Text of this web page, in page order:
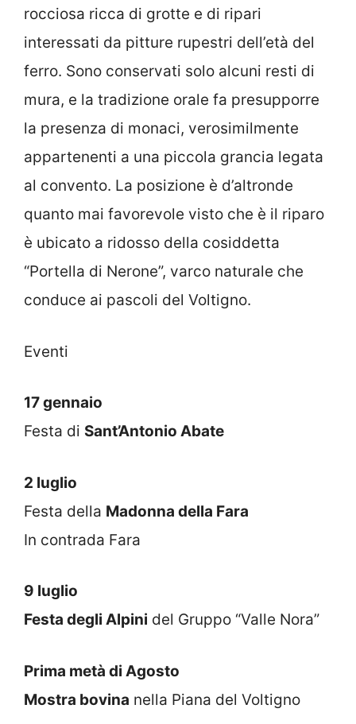
rocciosa ricca di grotte e di ripari
interessati da pitture rupestri dell’età del
ferro. Sono conservati solo alcuni resti di
mura, e la tradizione orale fa presupporre
la presenza di monaci, verosimilmente
appartenenti a una piccola grancia legata
al convento. La posizione è d’altronde
quanto mai favorevole visto che è il riparo
è ubicato a ridosso della cosiddetta
“Portella di Nerone”, varco naturale che
conduce ai pascoli del Voltigno.
Eventi
17 gennaio
Festa di Sant’Antonio Abate
2 luglio
Festa della Madonna della Fara
In contrada Fara
9 luglio
Festa degli Alpini del Gruppo “Valle Nora”
Prima metà di Agosto
Mostra bovina nella Piana del Voltigno